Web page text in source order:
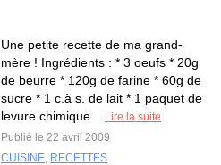
Une petite recette de ma grand-
mère ! Ingrédients : * 3 oeufs * 20g
de beurre * 120g de farine * 60g de
sucre * 1 c.à s. de lait * 1 paquet de
levure chimique...
Lire la suite
Publié le 22 avril 2009
CUISINE, RECETTES